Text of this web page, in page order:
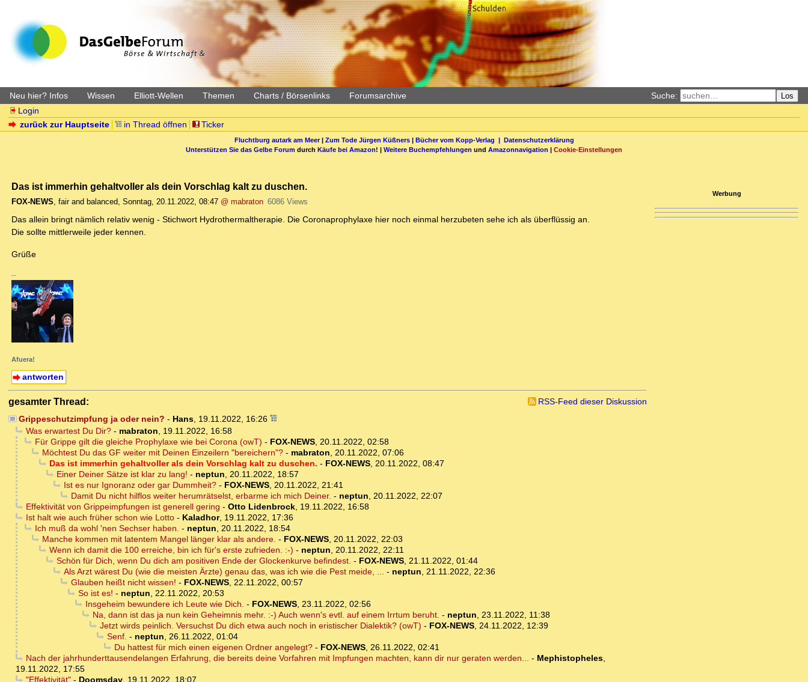
Neu hier? Infos Wissen Elliott-Wellen Themen Charts / Börsenlinks Forumsarchive Suche: Los
Login
zurück zur Hauptseite
in Thread öffnen Ticker
Fluchtburg autark am Meer| Zum Tode Jürgen Küßners| Bücher vom Kopp-Verlag | Datenschutzerklärung
Unterstützen Sie das Gelbe Forum durch Käufe bei Amazon! | Weitere Buchempfehlungen und Amazonnavigation | Cookie-Einstellungen
Das ist immerhin gehaltvoller als dein Vorschlag kalt zu duschen.
FOX-NEWS, fair and balanced, Sonntag, 20.11.2022, 08:47 @ mabraton 6086 Views
Das allein bringt nämlich relativ wenig - Stichwort Hydrothermaltherapie. Die Coronaprophylaxe hier noch einmal herzubeten sehe ich als überflüssig an.
Die sollte mittlerweile jeder kennen.
Grüße
--
Afuera!
antworten
gesamter Thread:
RSS-Feed dieser Diskussion
Grippeschutzimpfung ja oder nein? - Hans, 19.11.2022, 16:26
Was erwartest Du Dir?- mabraton
19.11.2022, 16:58
Für Grippe gilt die gleiche Prophylaxe wie bei Corona (owT) - FOX-NEWS, 20.11.2022, 02:58
Möchtest Du das GF weiter mit Deinen Einzeilern "bereichern"?- mabraton
20.11.2022, 07:06
Das ist immerhin gehaltvoller als dein Vorschlag kalt zu duschen. - FOX-NEWS, 20.11.2022, 08:47
Einer Deiner Sätze ist klar zu lang! - neptun
20.11.2022, 18:57
Ist es nur Ignoranz oder gar Dummheit?- FOX-NEWS, 20.11.2022, 21:41
Damit Du nicht hilflos weiter herumrätselst, erbarme ich mich Deiner. - neptun
20.11.2022, 22:07
Effektivität von Grippeimpfungen ist generell gering - Otto Lidenbrock, 19.11.2022, 16:58
Ist halt wie auch früher schon wie Lotto- Kaladhor, 19.11.2022, 17:36
Ich muß da wohl 'nen Sechser haben. - neptun
20.11.2022, 18:54
Manche kommen mit latentem Mangel länger klar als andere. - FOX-NEWS, 20.11.2022, 22:03
Wenn ich damit die 100 erreiche, bin ich für's erste zufrieden. :-) - neptun
20.11.2022, 22:11
Schön für Dich, wenn Du dich am positiven Ende der Glockenkurve befindest. - FOX-NEWS, 21.11.2022, 01:44
Als Arzt wärest Du (wie die meisten Ärzte) genau das, was ich wie die Pest meide, ...
- neptun
21.11.2022, 22:36
Glauben heißt nicht wissen! - FOX-NEWS, 22.11.2022, 00:57
So ist es! - neptun
22.11.2022, 20:53
Insgeheim bewundere ich Leute wie Dich. - FOX-NEWS, 23.11.2022, 02:56
Na, dann ist das ja nun kein Geheimnis mehr. :-) Auch wenn's evtl. auf einem Irrtum beruht. - neptun
23.11.2022, 11:38
Jetzt wirds peinlich. Versuchst Du dich etwa auch noch in eristischer Dialektik? (owT) - FOX-NEWS, 24.11.2022, 12:39
Senf. - neptun
26.11.2022, 01:04
Du hattest für mich einen eigenen Ordner angelegt?- FOX-NEWS, 26.11.2022, 02:41
Nach der jahrhunderttausendelangen Erfahrung, die bereits deine Vorfahren mit Impfungen machten, kann dir nur geraten werden...
- Mephistopheles,
19.11.2022, 17:55
"Effektivität"- Doomsday, 19.11.2022, 18:07
Werbung